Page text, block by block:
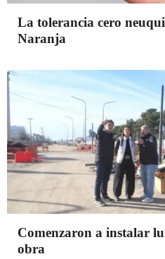
La tolerancia cero
Naranja
Comenzaron a instalar
obra